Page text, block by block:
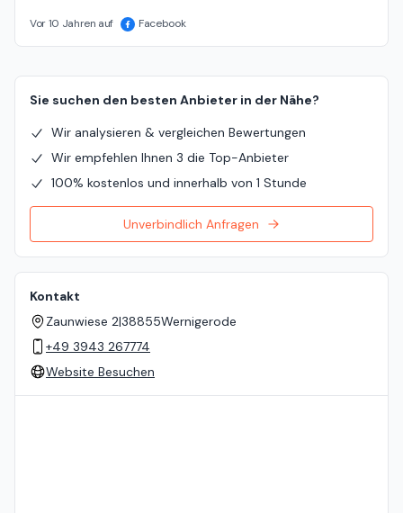
Vor 10 Jahren auf Facebook
Sie suchen den besten Anbieter in der Nähe?
Wir analysieren & vergleichen Bewertungen
Wir empfehlen Ihnen 3 die Top-Anbieter
100% kostenlos und innerhalb von 1 Stunde
Unverbindlich Anfragen
Kontakt
Zaunwiese 2|38855Wernigerode
+49 3943 267774
Website Besuchen